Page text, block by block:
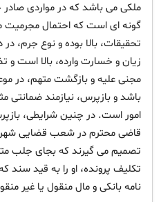
ملکی می باشد که در مواردی صادر
گونه ای است که احتمال مجرمیت
تحقیقات، بالا بوده و نوع جرم،
زیان و خسارت وارده، بالا است و
مجنی علیه و بازگشت متهم، در
باشد و بازپرس، نیازمند
امور است. در چنین شرایطی،
قاضی محترم در شعب قضایی
تصمیم می گیرند که بجای جلب
تکلیف پرونده، او را به قید سند
نامه بانکی و مال منقول یا غیر